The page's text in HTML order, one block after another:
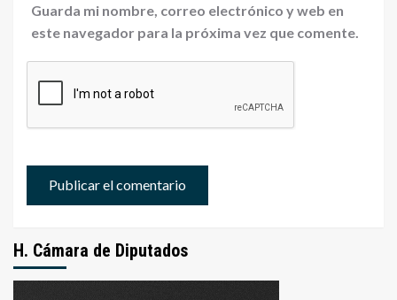
Guarda mi nombre, correo electrónico y web en
este navegador para la próxima vez que comente.
H. Cámara de Diputados